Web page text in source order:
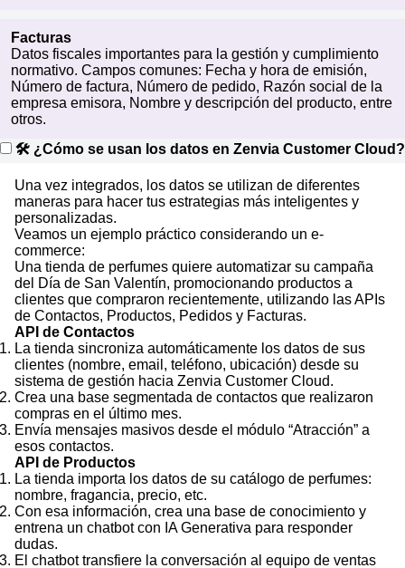
Facturas
Datos fiscales importantes para la gestión y cumplimiento
normativo. Campos comunes: Fecha y hora de emisión,
Número de factura, Número de pedido, Razón social de la
empresa emisora, Nombre y descripción del producto, entre
otros.
🛠 ¿Cómo se usan los datos en Zenvia Customer Cloud?
Una vez integrados, los datos se utilizan de diferentes
maneras para hacer tus estrategias más inteligentes y
personalizadas.
Veamos un ejemplo práctico considerando un e-
commerce:
Una tienda de perfumes quiere automatizar su campaña
del Día de San Valentín, promocionando productos a
clientes que compraron recientemente, utilizando las APIs
de Contactos, Productos, Pedidos y Facturas.
API de Contactos
La tienda sincroniza automáticamente los datos de sus
clientes (nombre, email, teléfono, ubicación) desde su
sistema de gestión hacia Zenvia Customer Cloud.
Crea una base segmentada de contactos que realizaron
compras en el último mes.
Envía mensajes masivos desde el módulo “Atracción” a
esos contactos.
API de Productos
La tienda importa los datos de su catálogo de perfumes:
nombre, fragancia, precio, etc.
Con esa información, crea una base de conocimiento y
entrena un chatbot con IA Generativa para responder
dudas.
El chatbot transfiere la conversación al equipo de ventas